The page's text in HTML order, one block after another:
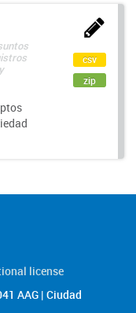
csv
zip
license
AAG | Ciudad